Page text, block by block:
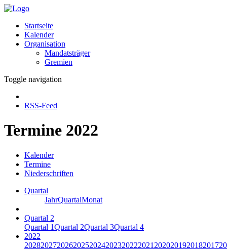
Startseite
Kalender
Organisation
Mandatsträger
Gremien
Toggle navigation
RSS-Feed
Termine 2022
Kalender
Termine
Niederschriften
Quartal
JahrQuartalMonat
Quartal 2
Quartal 1Quartal 2Quartal 3Quartal 4
2022
20282027202620252024202320222021 2020201920182017